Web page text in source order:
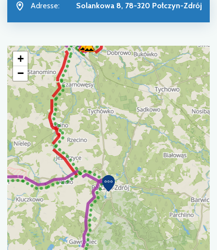
Adresse: Solankowa 8, 78-320 Połczyn-Zdrój
+
−